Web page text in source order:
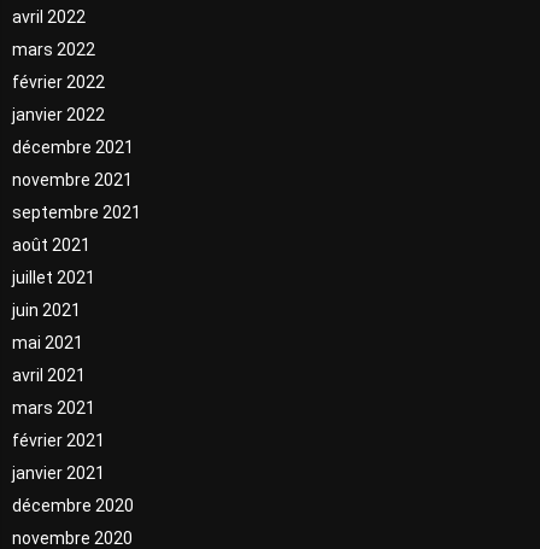
avril 2022
mars 2022
février 2022
janvier 2022
décembre 2021
novembre 2021
septembre 2021
août 2021
juillet 2021
juin 2021
mai 2021
avril 2021
mars 2021
février 2021
janvier 2021
décembre 2020
novembre 2020